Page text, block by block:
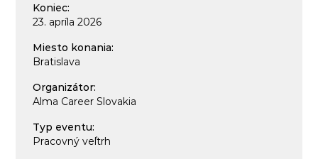
Koniec:
23. apríla 2026
Miesto konania:
Bratislava
Organizátor:
Alma Career Slovakia
Typ eventu:
Pracovný veľtrh